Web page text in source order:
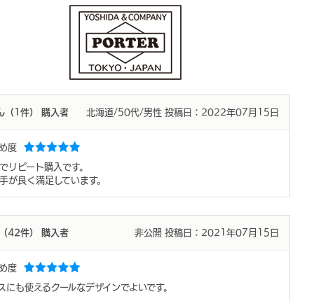
（1件） 購入者 北海道/50代/男性 投稿日：2022年07月15日
度
リピート購入です。
が良く満足しています。
42件） 購入者 非公開 投稿日：2021年07月15日
度
にも使えるクールなデザインでよいです。